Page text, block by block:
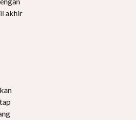
akhir